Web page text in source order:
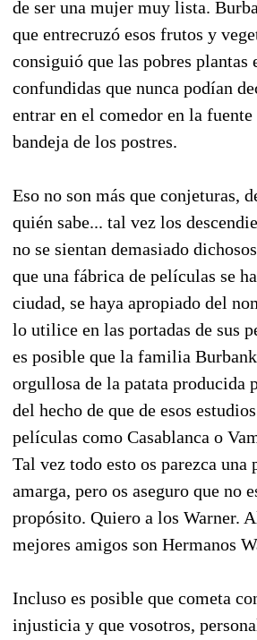
de ser una mujer muy lista.
que entrecruzó esos frutos y
consiguió que las pobres plantas
confundidas que nunca podían
entrar en el comedor en la fuente
bandeja de los postres.
Eso no son más que conjeturas,
quién sabe... tal vez los
no se sientan demasiado
que una fábrica de películas se
ciudad, se haya apropiado del
lo utilice en las portadas de sus
es posible que la familia
orgullosa de la patata producida
del hecho de que de esos
películas como Casablanca o
Tal vez todo esto os parezca una
amarga, pero os aseguro que no
propósito. Quiero a los Warner.
mejores amigos son Hermanos
Incluso es posible que cometa
injusticia y que vosotros,